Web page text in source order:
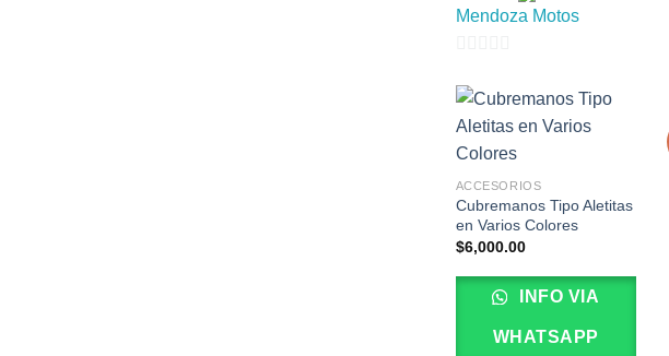
Mendoza Motos
de
5
ACCESORIOS
Cubremanos Tipo Aletitas
en Varios Colores
$6,000.00
INFO VIA
WHATSAPP